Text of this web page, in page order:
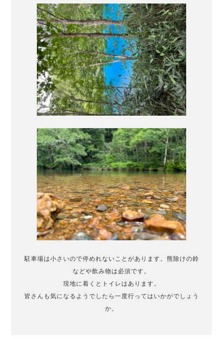
駐車場は小さいので停めれないことがあります。熊除けの鈴
などや飲み物は必須です。
現地に着くとトイレはあります。
皆さんも気になるようでしたら一度行ってはいかがでしょう
か。